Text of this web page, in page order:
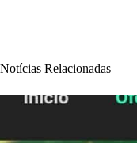
Notícias Relacionadas